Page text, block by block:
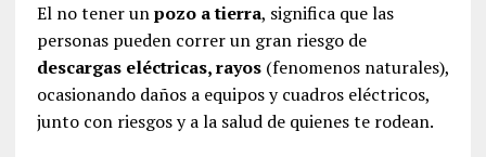
El no tener unpozo a tierra, significa que las
personas pueden correr un gran riesgo de
descargas eléctricas, rayos(fenomenos naturales),
ocasionando daños a equipos y cuadros eléctricos,
junto con riesgos y a la salud de quienes te rodean.